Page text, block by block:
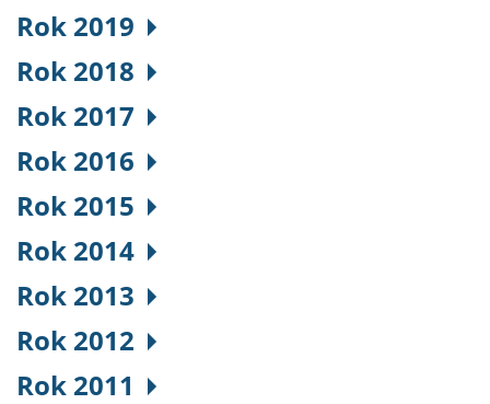
Rok 2019
Rok 2018
Rok 2017
Rok 2016
Rok 2015
Rok 2014
Rok 2013
Rok 2012
Rok 2011